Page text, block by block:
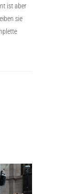
ist aber
sie